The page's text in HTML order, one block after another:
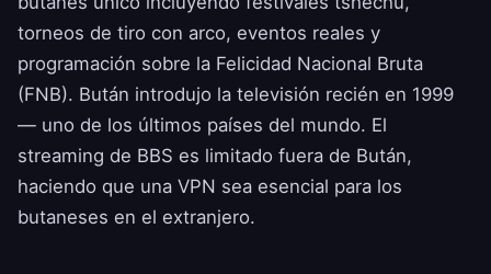
torneos de tiro con arco, eventos reales y
programación sobre la Felicidad Nacional Bruta
(FNB). Bután introdujo la televisión recién en 1999
— uno de los últimos países del mundo. El
streaming de BBS es limitado fuera de Bután,
haciendo que una VPN sea esencial para los
butaneses en el extranjero.